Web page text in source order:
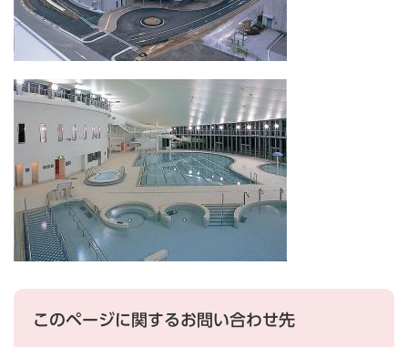
このページに関するお問い合わせ先